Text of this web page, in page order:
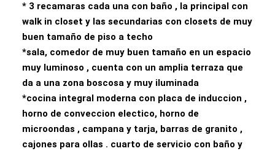
* 3 recamaras cada una con baño , la principal con
walk in closet y las secundarias con closets de muy
buen tamaño de piso a techo
*sala, comedor de muy buen tamaño en un espacio
muy luminoso , cuenta con un amplia terraza que
da a una zona boscosa y muy iluminada
*cocina integral moderna con placa de induccion ,
horno de conveccion electico, horno de
microondas , campana y tarja, barras de granito ,
cajones para ollas . cuarto de servicio con baño y